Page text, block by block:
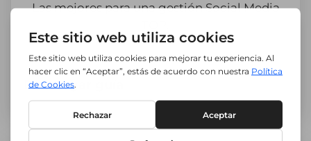
Las mejores para una gestión Social Media
Descargar guía